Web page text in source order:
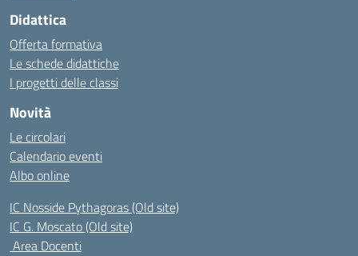
Didattica
Offerta formativa
Le schede didattiche
I progetti delle classi
Novità
Le circolari
Calendario eventi
Albo online
IC Nosside Pythagoras (Old site)
IC G. Moscato (Old site)
Area Docenti